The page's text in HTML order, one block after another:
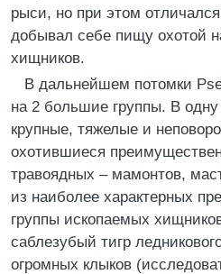
рыси, но при этом
добывал себе пищу охотой
хищников.
В дальнейшем потомки
на 2 большие группы. В
крупные, тяжелые и
охотившиеся
травоядных – мамонтов,
из наиболее характерных
группы ископаемых
саблезубый тигр
огромных клыков